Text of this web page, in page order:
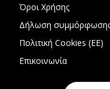
Όροι Χρήσης
Δήλωση
Πολιτική Cookies (ΕΕ)
Επικοινωνία